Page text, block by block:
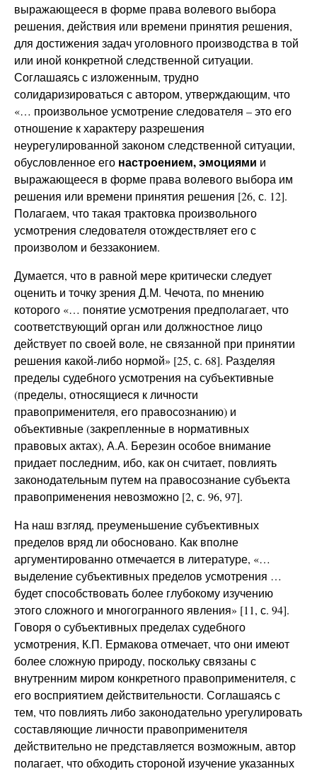
выражающееся в форме права волевого выбора
решения, действия или времени принятия решения,
для достижения задач уголовного производства в той
или иной конкретной следственной ситуации.
Соглашаясь с изложенным, трудно
солидаризироваться с автором, утверждающим, что
«… произвольное усмотрение следователя – это его
отношение к характеру разрешения
неурегулированной законом следственной ситуации,
обусловленное его настроением,эмоциями и
выражающееся в форме права волевого выбора им
решения или времени принятия решения [26, с. 12].
Полагаем, что такая трактовка произвольного
усмотрения следователя отождествляет его с
произволом и беззаконием.
Думается, что в равной мере критически следует
оценить и точку зрения Д.М. Чечота, по мнению
которого «… понятие усмотрения предполагает, что
соответствующий орган или должностное лицо
действует по своей воле, не связанной при принятии
решения какой-либо нормой» [25, с. 68]. Разделяя
пределы судебного усмотрения на субъективные
(пределы, относящиеся к личности
правоприменителя, его правосознанию) и
объективные (закрепленные в нормативных
правовых актах), А.А. Березин особое внимание
придает последним, ибо, как он считает, повлиять
законодательным путем на правосознание субъекта
правоприменения невозможно [2, с. 96, 97].
На наш взгляд, преуменьшение субъективных
пределов вряд ли обосновано. Как вполне
аргументированно отмечается в литературе, «…
выделение субъективных пределов усмотрения …
будет способствовать более глубокому изучению
этого сложного и многогранного явления» [11, с. 94].
Говоря о субъективных пределах судебного
усмотрения, К.П. Ермакова отмечает, что они имеют
более сложную природу, поскольку связаны с
внутренним миром конкретного правоприменителя, с
его восприятием действительности. Соглашаясь с
тем, что повлиять либо законодательно урегулировать
составляющие личности правоприменителя
действительно не представляется возможным, автор
полагает, что обходить стороной изучение указанных